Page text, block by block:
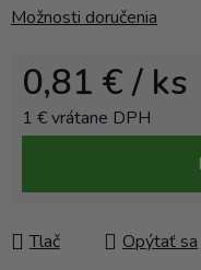
Možnosti doručenia
0,81 €/ ks
1 € vrátane DPH
Tlač Opýtať sa